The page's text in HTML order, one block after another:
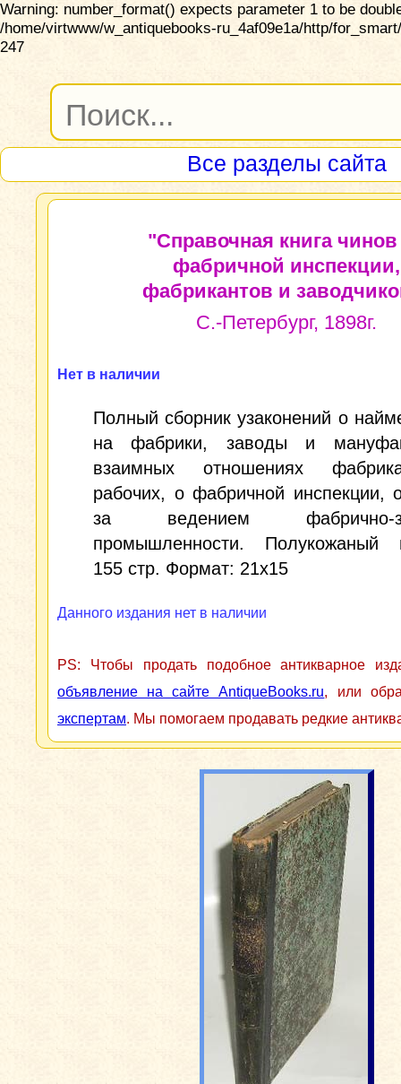
Warning: number_format() expects parameter 1 to be
/home/virtwww/w_antiquebooks-ru_4af09e1a/http/
247
Все разделы сайта
"Справочная книга
фабричной инспекции,
фабрикантов и
С.-Петербург, 1898г.
Нет в наличии
Полный сборник узаконений о
на фабрики, заводы и
взаимных отношениях
рабочих, о фабричной инспекции,
за ведением фабрично-
промышленности. Полукожаный
155 стр. Формат: 21x15
Данного издания нет в наличии
PS: Чтобы продать подобное антикварное
объявление на сайте AntiqueBooks.ru, или
экспертам. Мы помогаем продавать редкие